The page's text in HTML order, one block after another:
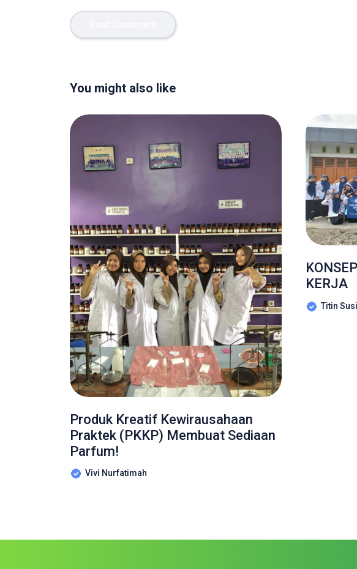
You might also like
Produk Kreatif Kewirausahaan
Praktek (PKKP) Membuat Sediaan
Parfum!
Vivi Nurfatimah
KERJA
Titin